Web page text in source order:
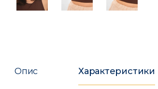
Опис Характеристики